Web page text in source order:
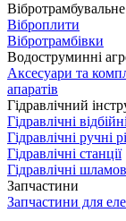
Віброплити
Вібротрамбівки
Водоструминні
Аксесуари та
апаратів
Гідравлічний
Гідравлічні
Гідравлічні ручні
Гідравлічні станції
Гідравлічні
Запчастини
Запчастини для